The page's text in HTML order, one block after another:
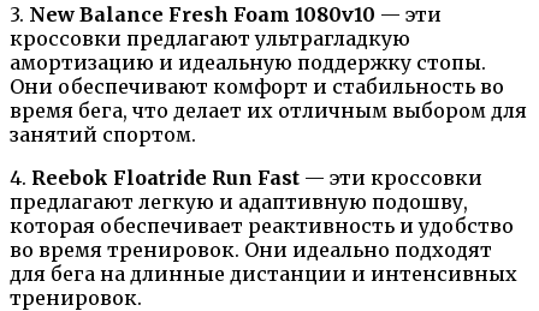
3. New Balance Fresh Foam 1080v10 — эти
кроссовки предлагают ультрагладкую
амортизацию и идеальную поддержку стопы.
Они обеспечивают комфорт и стабильность во
время бега, что делает их отличным выбором для
занятий спортом.
4. Reebok Floatride Run Fast — эти кроссовки
предлагают легкую и адаптивную подошву,
которая обеспечивает реактивность и удобство
во время тренировок. Они идеально подходят
для бега на длинные дистанции и интенсивных
тренировок.